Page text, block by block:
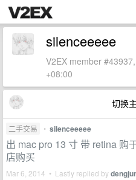
silenceeeee
V2EX member
+08:00
切换
二手交易 • silenceeeee
出 mac pro 13 寸 带 retina 购
店购买
Mar 6, 2014 • Lastly replied by